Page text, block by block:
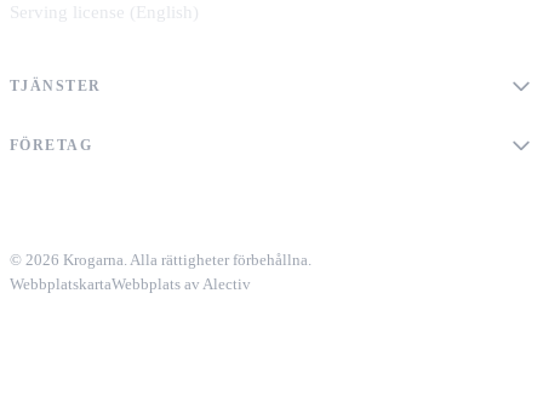
Serving license (English)
TJÄNSTER
FÖRETAG
© 2026 Krogarna. Alla rättigheter förbehållna.
WebbplatskartaWebbplats av Alectiv